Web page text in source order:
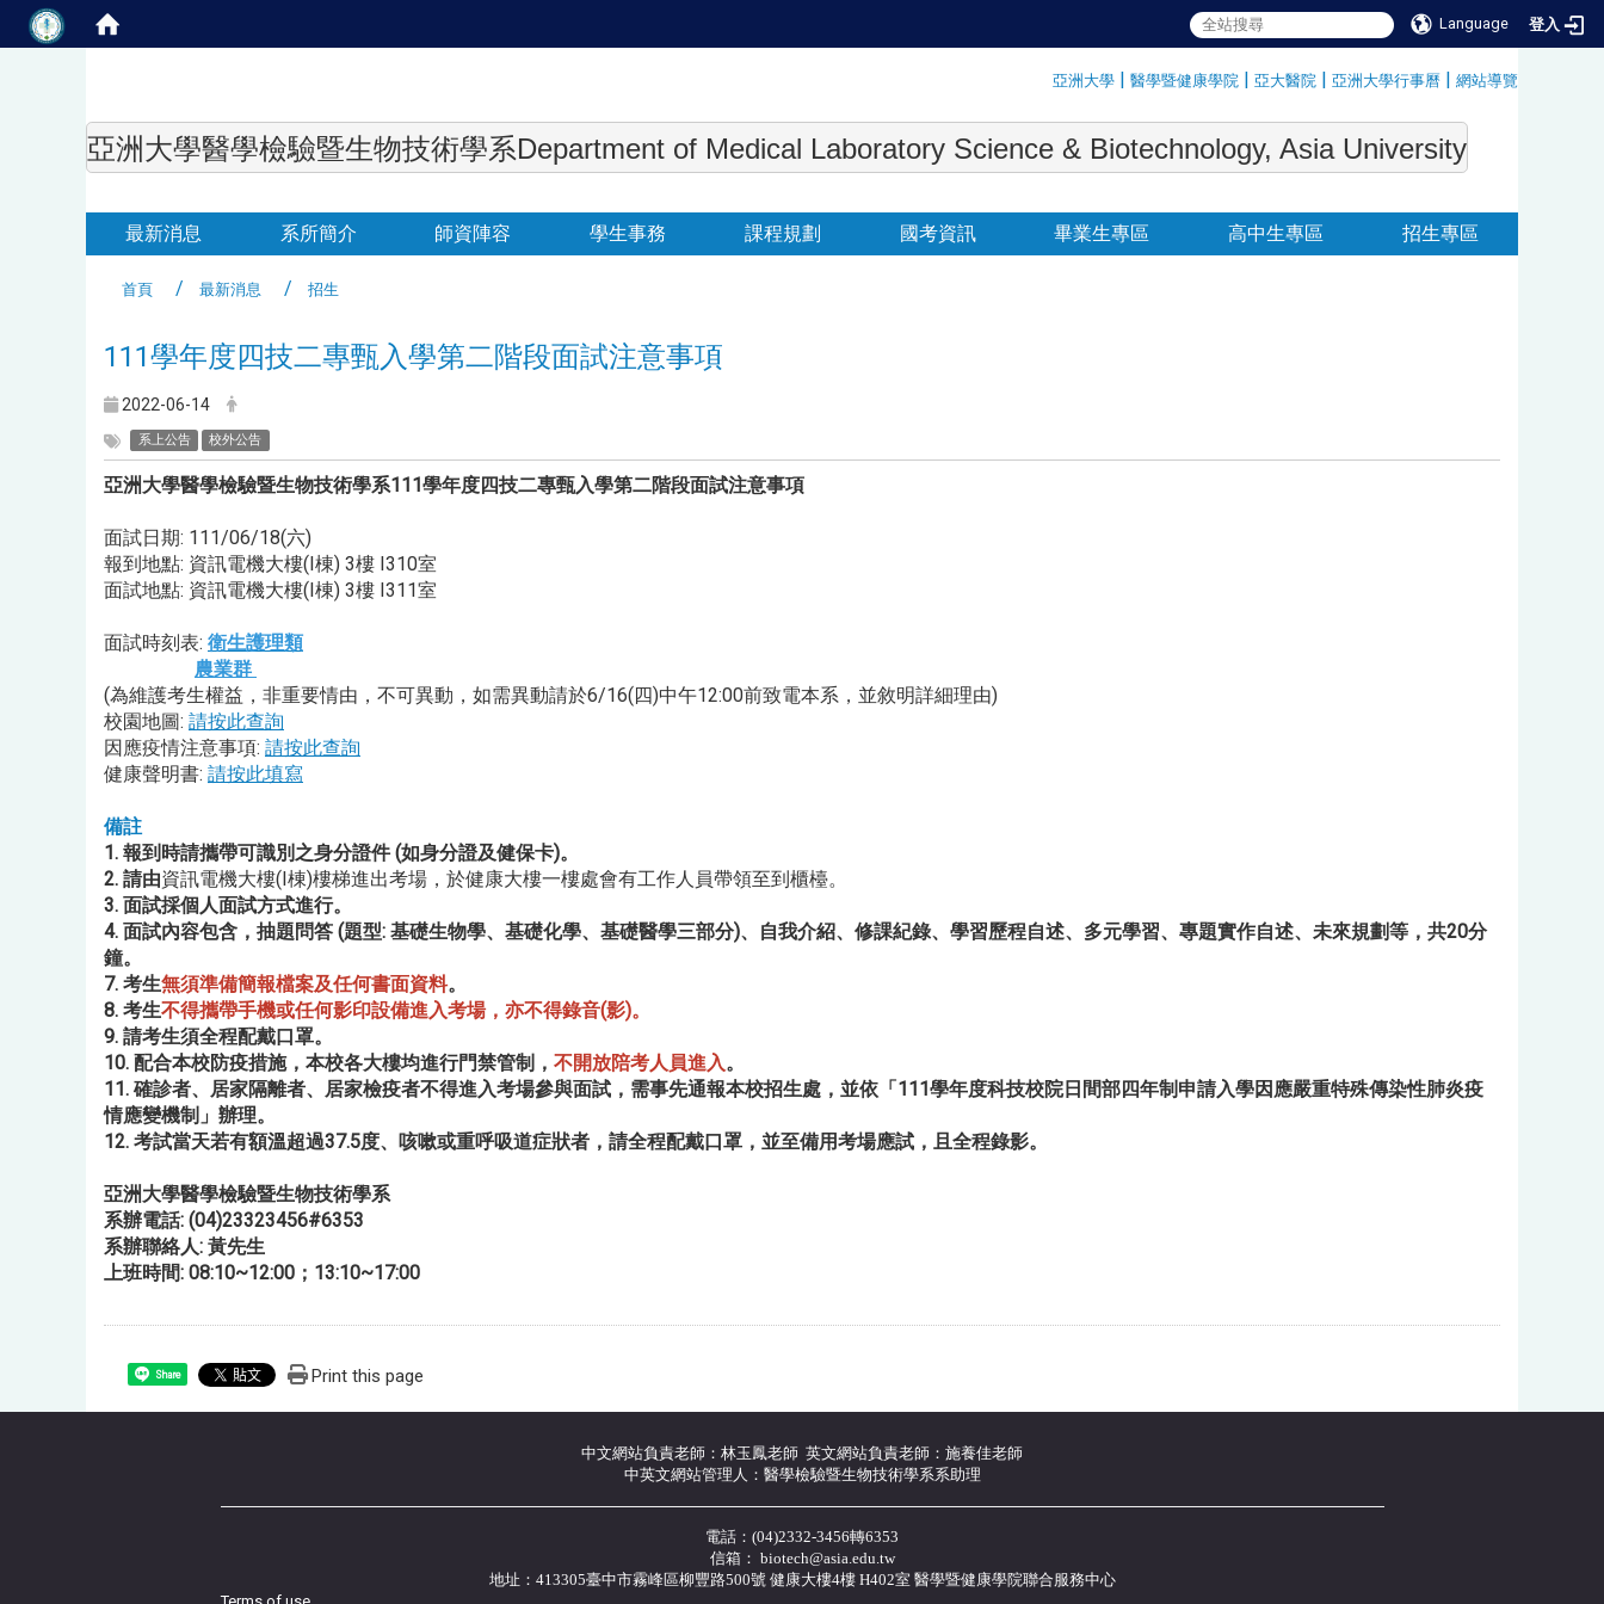
Language 登入
亞洲大學 | 醫學暨健康學院 | 亞大醫院 | 亞洲大學行事曆 | 網站導覽
亞洲大學醫學檢驗暨生物技術學系Department of Medical Laboratory Science & Biotechnology, Asia University
:::
最新消息 系所簡介 師資陣容 學生事務 課程規劃 國考資訊 畢業生專區 高中生專區 招生專區
首頁 最新消息 招生
111學年度四技二專甄入學第二階段面試注意事項
2022-06-14
系上公告 校外公告
亞洲大學醫學檢驗暨生物技術學系111學年度四技二專甄入學第二階段面試注意事項
面試日期: 111/06/18(六)
報到地點: 資訊電機大樓(I棟) 3樓 I310室
面試地點: 資訊電機大樓(I棟) 3樓 I311室
面試時刻表: 衛生護理類
農業群
(為維護考生權益，非重要情由，不可異動，如需異動請於6/16(四)中午12:00前致電本系，並敘明詳細理由)
校園地圖: 請按此查詢
因應疫情注意事項: 請按此查詢
健康聲明書: 請按此填寫
備註
1. 報到時請攜帶可識別之身分證件 (如身分證及健保卡)。
2. 請由資訊電機大樓(I棟)樓梯進出考場，於健康大樓一樓處會有工作人員帶領至到櫃檯。
3. 面試採個人面試方式進行。
4. 面試內容包含，抽題問答 (題型: 基礎生物學、基礎化學、基礎醫學三部分)、自我介紹、修課紀錄、學習歷程自述、多元學習、專題實作自述、未來規劃等，共20分
鐘。
7. 考生無須準備簡報檔案及任何書面資料。
8. 考生不得攜帶手機或任何影印設備進入考場，亦不得錄音(影)。
9. 請考生須全程配戴口罩。
10. 配合本校防疫措施，本校各大樓均進行門禁管制， 不開放陪考人員進入。
11. 確診者、居家隔離者、居家檢疫者不得進入考場參與面試，需事先通報本校招生處，並依「111學年度科技校院日間部四年制申請入學因應嚴重特殊傳染性肺炎疫
情應變機制」辦理。
12. 考試當天若有額溫超過37.5度、咳嗽或重呼吸道症狀者，請全程配戴口罩，並至備用考場應試，且全程錄影。
亞洲大學醫學檢驗暨生物技術學系
系辦電話: (04)23323456#6353
系辦聯絡人: 黃先生
上班時間: 08:10~12:00；13:10~17:00
Share Print this page
中文網站負責老師：林玉鳳老師 英文網站負責老師：施養佳老師
中英文網站管理人：醫學檢驗暨生物技術學系系助理
電話：(04)2332-3456轉6353
信箱： biotech@asia.edu.tw
地址：413305臺中市霧峰區柳豐路500號 健康大樓4樓 H402室 醫學暨健康學院聯合服務中心